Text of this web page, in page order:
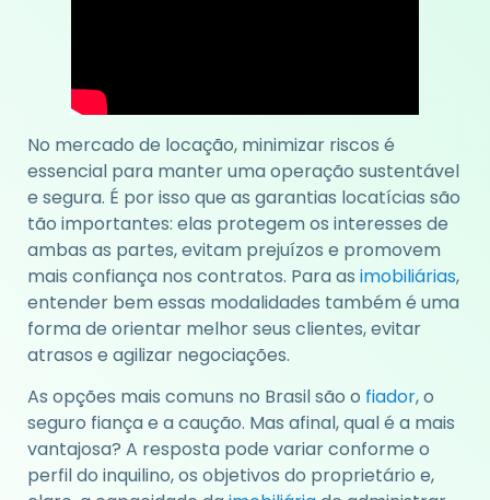
No mercado de locação, minimizar riscos é
essencial para manter uma operação sustentável
e segura. É por isso que as garantias locatícias são
tão importantes: elas protegem os interesses de
ambas as partes, evitam prejuízos e promovem
mais confiança nos contratos. Para as imobiliárias,
entender bem essas modalidades também é uma
forma de orientar melhor seus clientes, evitar
atrasos e agilizar negociações.
As opções mais comuns no Brasil são o fiador, o
seguro fiança e a caução. Mas afinal, qual é a mais
vantajosa? A resposta pode variar conforme o
perfil do inquilino, os objetivos do proprietário e,